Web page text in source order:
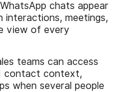
WhatsApp chats appear
interactions, meetings,
view of every
teams can access
contact context,
when several people